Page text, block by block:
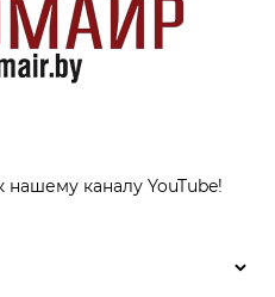
каналу YouTube!